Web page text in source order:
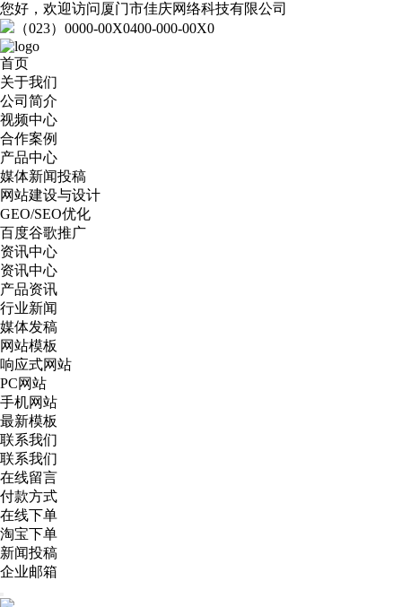
您好，欢迎访问厦门市佳庆网络科技有限公司
（023）0000-00X0400-000-00X0
首页
关于我们
公司简介
视频中心
合作案例
产品中心
媒体新闻投稿
网站建设与设计
GEO/SEO优化
百度谷歌推广
资讯中心
资讯中心
产品资讯
行业新闻
媒体发稿
网站模板
响应式网站
PC网站
手机网站
最新模板
联系我们
联系我们
在线留言
付款方式
在线下单
淘宝下单
新闻投稿
企业邮箱